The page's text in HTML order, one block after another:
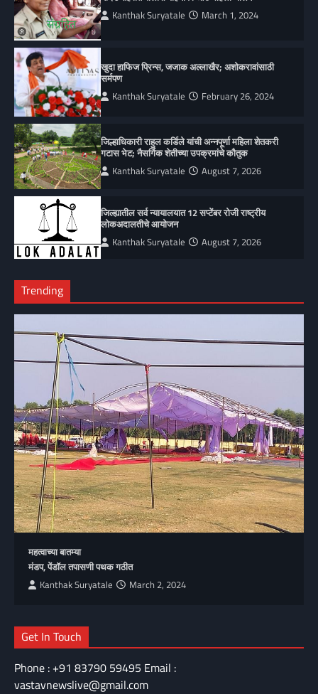
Kanthak Suryatale March 1, 2024
खुदा हाफिज प्रिन्स, जजाक अल्लाखैर; अशोकरावांसाठी
सर्मपण
Kanthak Suryatale February 26, 2024
जिल्हाधिकारी राहुल कर्डिले यांची अन्नपूर्णा महिला शेतकरी
गटास भेट; नैसर्गिक शेतीच्या उपक्रमांचे कौतुक
Kanthak Suryatale August 7, 2026
जिल्ह्यातील सर्व न्यायालयात 12 सप्टेंबर रोजी राष्ट्रीय
लोकअदालतीचे आयोजन
Kanthak Suryatale August 7, 2026
Trending
महत्वाच्या बातम्या
मंडप, पेंडॉल तपासणी पथक गठीत
Kanthak Suryatale March 2, 2024
Get In Touch
Phone : +91 83790 59495 Email :
vastavnewslive@gmail.com